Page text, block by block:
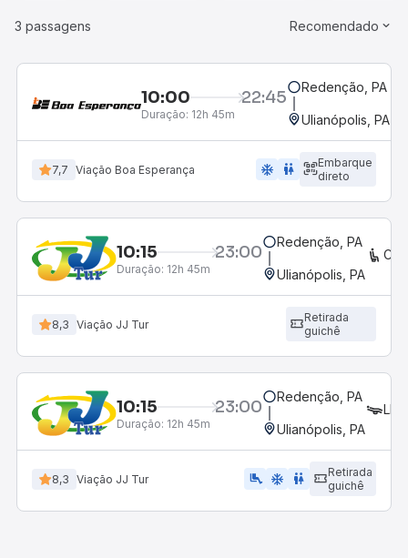
3 passagens Recomendado
10:00 22:45
Duração: 12h 45m
Redenção, PA
Ulianópolis, PA
7,7 Viação Boa Esperança ac_unit wc
Embarque
direto
10:15 23:00
Duração: 12h 45m
Redenção, PA
Ulianópolis, PA
8,3 Viação JJ Tur
Retirada
guichê
10:15 23:00
Duração: 12h 45m
Redenção, PA
Ulianópolis, PA
8,3 Viação JJ Tur airline_seat_legroom_extra ac_unit wc
Retirada
guichê